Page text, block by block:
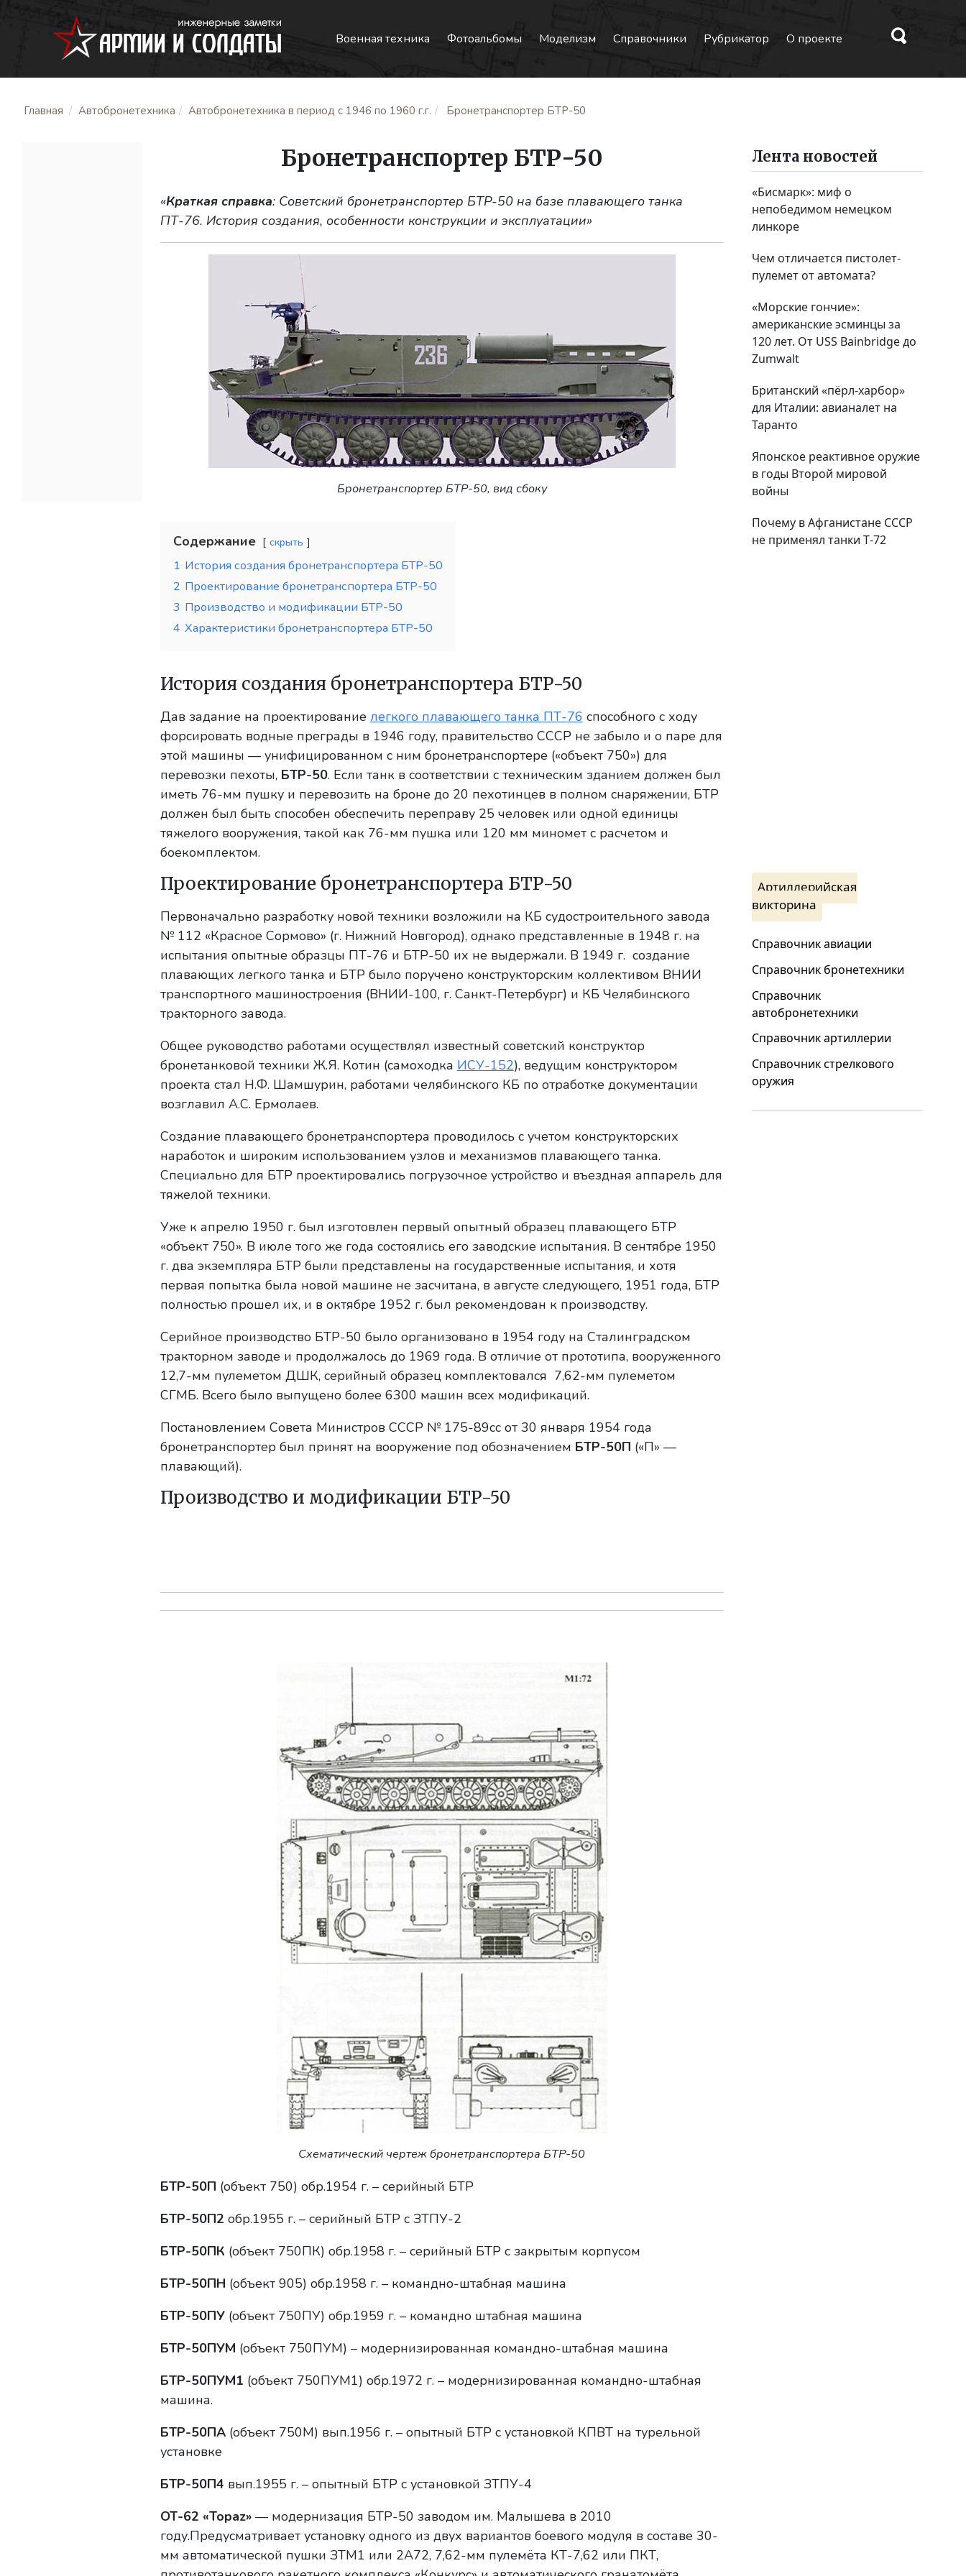
Военная техника Фотоальбомы Моделизм Справочники Рубрикатор О проекте
Главная Автобронетехника Автобронетехника в период с 1946 по 1960 г.г. Бронетранспортер БТР-50
Бронетранспортер БТР-50
«Краткая справка: Советский бронетранспортер БТР-50 на базе плавающего танка
ПТ-76. История создания, особенности конструкции и эксплуатации»
Бронетранспортер БТР-50, вид сбоку
Содержание скрыть
1 История создания бронетранспортера БТР-50
2 Проектирование бронетранспортера БТР-50
3 Производство и модификации БТР-50
4 Характеристики бронетранспортера БТР-50
История создания бронетранспортера БТР-50
Дав задание на проектирование легкого плавающего танка ПТ-76 способного с ходу
форсировать водные преграды в 1946 году, правительство СССР не забыло и о паре для
этой машины — унифицированном с ним бронетранспортере («объект 750») для
перевозки пехоты, БТР-50. Если танк в соответствии с техническим зданием должен был
иметь 76-мм пушку и перевозить на броне до 20 пехотинцев в полном снаряжении, БТР
должен был быть способен обеспечить переправу 25 человек или одной единицы
тяжелого вооружения, такой как 76-мм пушка или 120 мм миномет с расчетом и
боекомплектом.
Проектирование бронетранспортера БТР-50
Первоначально разработку новой техники возложили на КБ судостроительного завода
№ 112 «Красное Сормово» (г. Нижний Новгород), однако представленные в 1948 г. на
испытания опытные образцы ПТ-76 и БТР-50 их не выдержали. В 1949 г. создание
плавающих легкого танка и БТР было поручено конструкторским коллективом ВНИИ
транспортного машиностроения (ВНИИ-100, г. Санкт-Петербург) и КБ Челябинского
тракторного завода.
Общее руководство работами осуществлял известный советский конструктор
бронетанковой техники Ж.Я. Котин (самоходка ИСУ-152), ведущим конструктором
проекта стал Н.Ф. Шамшурин, работами челябинского КБ по отработке документации
возглавил А.С. Ермолаев.
Создание плавающего бронетранспортера проводилось с учетом конструкторских
наработок и широким использованием узлов и механизмов плавающего танка.
Специально для БТР проектировались погрузочное устройство и въездная аппарель для
тяжелой техники.
Уже к апрелю 1950 г. был изготовлен первый опытный образец плавающего БТР
«объект 750». В июле того же года состоялись его заводские испытания. В сентябре 1950
г. два экземпляра БТР были представлены на государственные испытания, и хотя
первая попытка была новой машине не засчитана, в августе следующего, 1951 года, БТР
полностью прошел их, и в октябре 1952 г. был рекомендован к производству.
Серийное производство БТР-50 было организовано в 1954 году на Сталинградском
тракторном заводе и продолжалось до 1969 года. В отличие от прототипа, вооруженного
12,7-мм пулеметом ДШК, серийный образец комплектовался 7,62-мм пулеметом
СГМБ. Всего было выпущено более 6300 машин всех модификаций.
Постановлением Совета Министров СССР № 175-89сс от 30 января 1954 года
бронетранспортер был принят на вооружение под обозначением БТР-50П («П» —
плавающий).
Производство и модификации БТР-50
Схематический чертеж бронетранспортера БТР-50
БТР-50П (объект 750) обр.1954 г. – серийный БТР
БТР-50П2 обр.1955 г. – серийный БТР с ЗТПУ-2
БТР-50ПК (объект 750ПК) обр.1958 г. – серийный БТР с закрытым корпусом
БТР-50ПН (объект 905) обр.1958 г. – командно-штабная машина
БТР-50ПУ(объект 750ПУ) обр.1959 г. – командно штабная машина
БТР-50ПУМ (объект 750ПУМ) – модернизированная командно-штабная машина
БТР-50ПУМ1 (объект 750ПУМ1) обр.1972 г. – модернизированная командно-штабная
машина.
БТР-50ПА(объект 750М) вып.1956 г. – опытный БТР с установкой КПВТ на турельной
установке
БТР-50П4 вып.1955 г. – опытный БТР с установкой ЗТПУ-4
ОТ-62 «Topaz»— модернизация БТР-50 заводом им. Малышева в 2010
году.Предусматривает установку одного из двух вариантов боевого модуля в составе 30-
мм автоматической пушки ЗТМ1 или 2А72, 7,62-мм пулемёта КТ-7,62 или ПКТ,
Лента новостей
«Бисмарк»: миф о
непобедимом немецком
линкоре
Чем отличается пистолет-
пулемет от автомата?
«Морские гончие»:
американские эсминцы за
120 лет. От USS Bainbridge до
Zumwalt
Британский «пёрл-харбор»
для Италии: авианалет на
Таранто
Японское реактивное оружие
в годы Второй мировой
войны
Почему в Афганистане СССР
не применял танки Т‑72
Артиллерийская
викторина
Справочник авиации
Справочник бронетехники
Справочник
автобронетехники
Справочник артиллерии
Справочник стрелкового
оружия